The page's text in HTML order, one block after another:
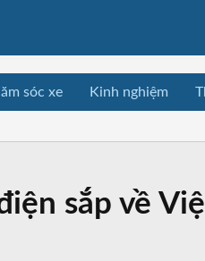
sóc xe Kinh nghiệm
sắp về